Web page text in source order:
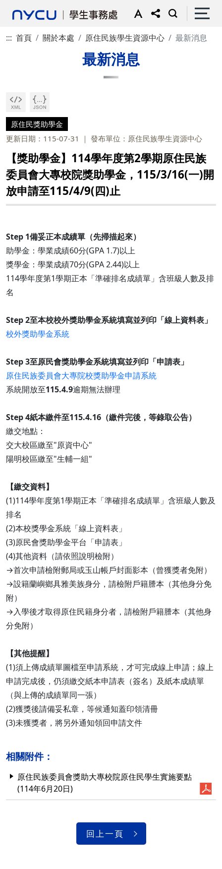
::: 首頁 關於本處 原住民族學生資源中心 最新消息
最新消息
原住民獎助學金
更新日期：115-07-31
發布單位：原住民族學生資源中心
【獎助學金】114學年度第2學期原住民族
委員會大專校院獎助學金，115/3/16(一)開
放申請至115/4/9(四)止
Step 1備妥正本成績單（先掃描起來）
助學金：學業成績60分(GPA 1.7)以上
獎學金：學業成績70分(GPA 2.44)以上
114學年度第1學期正本「準確排名成績單」含班級人數及排
名
Step 2至本校校外獎助學金系統填寫並列印「線上資料表」
校外獎助學金系統
Step 3至原民會獎助學金系統填寫並列印「申請表」
原住民族委員會大專院校獎助學金申請系統
系統開放至115.4.9逾期無法辦理
Step 4紙本繳件至115.4.16（繳件完後，等錄取公告）
繳交地點：
交大校區繳至"原資中心"
陽明校區繳至"生輔一組"
【繳交資料】
(1)114學年度第1學期正本「準確排名成績單」含班級人數及
排名
(2)本校獎學金系統「線上資料表」
(3)原民會獎助學金平台「申請表」
(4)其他資料（請依照說明檢附）
→首次申請檢附郵局或玉山帳戶封面影本（曾獲獎者免附）
→設籍蘭嶼鄉具雅美族身分，請檢附戶籍謄本（其他身分免
附）
→入學後才取得原住民籍身分者，請檢附戶籍謄本（其他身
分免附）
【其他提醒】
(1)須上傳成績單圖檔至申請系統，才可完成線上申請；線上
申請完成後，仍須繳交紙本申請表（簽名）及紙本成績單
（與上傳的成績單同一張）
(2)獲獎後請備妥私章，等候通知蓋印領清冊
(3)未獲獎者，將另外通知領回申請文件
相關附件：
原住民族委員會獎助大專校院原住民學生實施要點
(114年6月20日)
回上一頁